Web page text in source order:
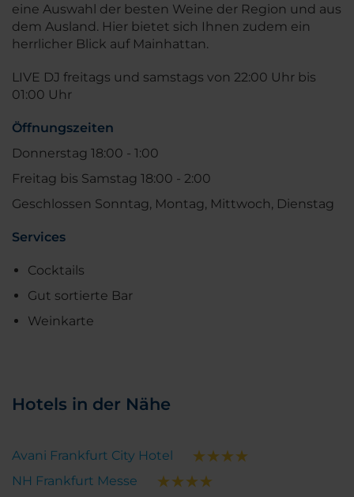
eine Auswahl der besten Weine der Region und aus
dem Ausland. Hier bietet sich Ihnen zudem ein
herrlicher Blick auf Mainhattan.
LIVE DJ freitags und samstags von 22:00 Uhr bis
01:00 Uhr
Öffnungszeiten
Donnerstag 18:00 - 1:00
Freitag bis Samstag 18:00 - 2:00
Geschlossen Sonntag, Montag, Mittwoch, Dienstag
Services
Cocktails
Gut sortierte Bar
Weinkarte
Hotels in der Nähe
Avani Frankfurt City Hotel
NH Frankfurt Messe